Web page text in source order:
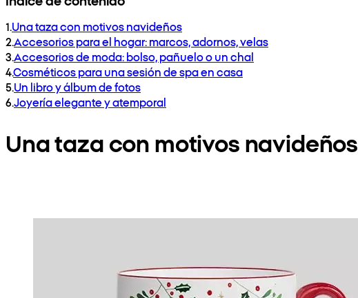
1.Una taza con motivos navideños
2.Accesorios para el hogar: marcos, adornos, velas
3.Accesorios de moda: bolso, pañuelo o un chal
4.Cosméticos para una sesión de spa en casa
5.Un libro y álbum de fotos
6.Joyería elegante y atemporal
Una taza con motivos navideños